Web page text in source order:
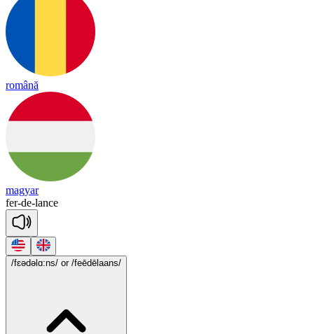
română
magyar
fer-de-lance
/fɛədəlɑ:ns/ or /feēdēlaans/